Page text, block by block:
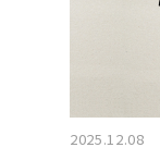
2025.12.08